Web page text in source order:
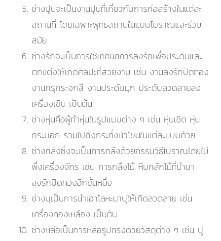
ช่างปูนจะเป็นงานปูนที่เกี่ยวกับการก่อสร้างในแต่ละ
สถานที่ โดยเฉพาะพุทธสถานในแบบโบราณและร่วม
สมัย
ช่างรักจะเป็นการใช้เทคนิคการลงรักเพื่อประดับและ
ตกแต่งให้เกิดศิลปะที่สวยงาม เช่น งานลงรักปิดทอง
งานกรุกระจกสี งานประดับมุก ประดับลวดลายลง
เครื่องเขิน เป็นต้น
ช่างหุ่นคือผู้ทำหุ่นในรูปแบบต่าง ๆ เช่น หุ่นเชิด หุ่น
กระบอก รวมไปถึงกระทั่งหัวโขนในแต่ละแบบด้วย
ช่างกลึงซึ่งจะเป็นการกลึงด้วยกรรมวิธีโบราณไดยไม่
พึ่งเครื่องจักร เช่น การกลึงไม้ หีบกลักไม้ที่นำมา
ลงรักปิดทองอีกขั้นหนึ่ง
ช่างบุเป็นการนำเอาโลหะมาบุให้เกิดลวดลาย เช่น
เครื่องทองเหลือง เป็นต้น
ช่างหล่อเป็นการหล่อรูปทรงด้วยวัสดุต่าง ๆ เช่น ปู